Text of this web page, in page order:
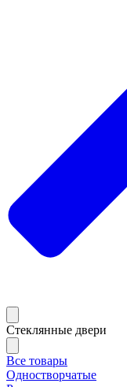
Стеклянные двери
Все товары
Одностворчатые